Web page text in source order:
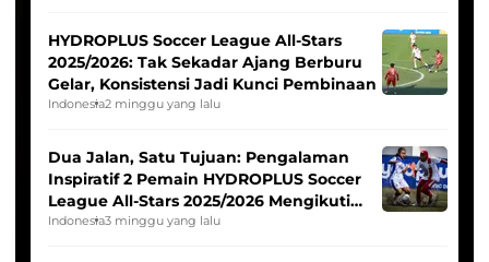
HYDROPLUS Soccer League All-Stars
2025/2026: Tak Sekadar Ajang Berburu
Gelar, Konsistensi Jadi Kunci Pembinaan
Indonesia2 minggu yang lalu
Dua Jalan, Satu Tujuan: Pengalaman
Inspiratif 2 Pemain HYDROPLUS Soccer
League All-Stars 2025/2026 Mengikuti
Seleksi Timnas Indonesia Putri
Indonesia3 minggu yang lalu